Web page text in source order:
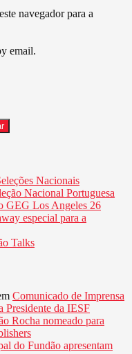
navegador para a
email.
Nacionais
Nacional Portuguesa
GEG Los Angeles 26
especial para a
Talks
Comunicado de Imprensa
Presidente da IESF
Rocha nomeado para
do Fundão apresentam